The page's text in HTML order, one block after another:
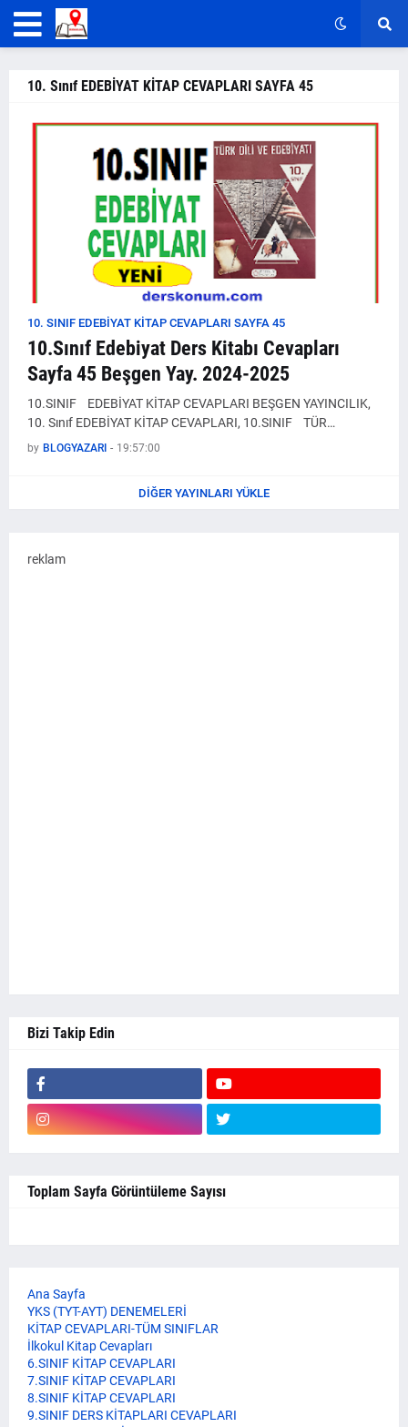
10. Sınıf EDEBİYAT KİTAP CEVAPLARI SAYFA 45
10. SINIF EDEBİYAT KİTAP CEVAPLARI SAYFA 45
10.Sınıf Edebiyat Ders Kitabı Cevapları
Sayfa 45 Beşgen Yay. 2024-2025
10.SINIF EDEBİYAT KİTAP CEVAPLARI BEŞGEN YAYINCILIK,
10. Sınıf EDEBİYAT KİTAP CEVAPLARI, 10.SINIF TÜR…
by BLOGYAZARI - 19:57:00
DIĞER YAYINLARI YÜKLE
reklam
Bizi Takip Edin
Toplam Sayfa Görüntüleme Sayısı
Ana Sayfa
YKS (TYT-AYT) DENEMELERİ
KİTAP CEVAPLARI-TÜM SINIFLAR
İlkokul Kitap Cevapları
6.SINIF KİTAP CEVAPLARI
7.SINIF KİTAP CEVAPLARI
8.SINIF KİTAP CEVAPLARI
9.SINIF DERS KİTAPLARI CEVAPLARI